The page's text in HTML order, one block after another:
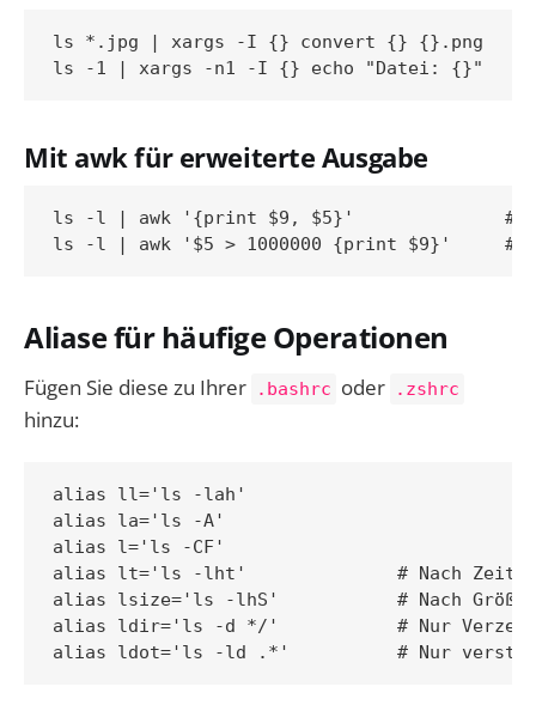
ls *.jpg | xargs -I {} convert {} {}.png    #
Mit awk für erweiterte Ausgabe
ls -l | awk '{print $9, $5}'              # Nur
Aliase für häufige Operationen
Fügen Sie diese zu Ihrer .bashrc oder .zshrc
hinzu:
alias ll='ls -lah'
alias la='ls -A'
alias l='ls -CF'
alias lt='ls -lht'              # Nach Zeit
alias lsize='ls -lhS'           # Nach
alias ldir='ls -d */'           # Nur